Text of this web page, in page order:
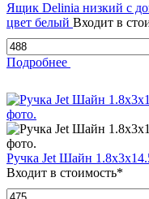
Ящик Delinia низкий с
цвет белый Входит в
Подробнее
Ручка Jet Шайн
Входит в стоимость*